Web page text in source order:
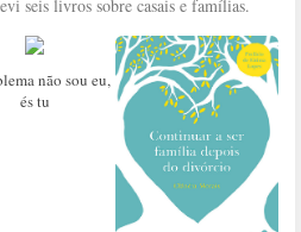
seis livros sobre casais e famílias.
não sou eu,
és tu